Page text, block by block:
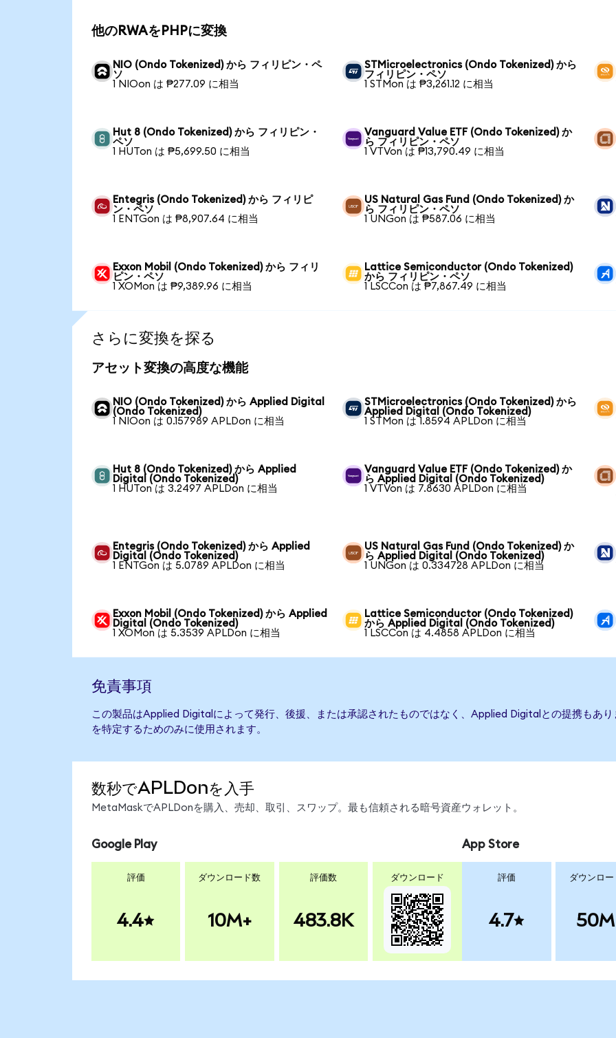
他のRWAをPHPに変換
NIO (Ondo Tokenized) から フィリピン・ペ
ソ
1 NIOon は ₱277.09 に相当
STMicroelectronics (Ondo Tokenized) から
フィリピン・ペソ
1 STMon は ₱3,261.12 に相当
Hut 8 (Ondo Tokenized) から フィリピン・
ペソ
1 HUTon は ₱5,699.50 に相当
Vanguard Value ETF (Ondo Tokenized) か
ら フィリピン・ペソ
1 VTVon は ₱13,790.49 に相当
Entegris (Ondo Tokenized) から フィリピ
ン・ペソ
1 ENTGon は ₱8,907.64 に相当
US Natural Gas Fund (Ondo Tokenized) か
ら フィリピン・ペソ
1 UNGon は ₱587.06 に相当
Exxon Mobil (Ondo Tokenized) から フィリ
ピン・ペソ
1 XOMon は ₱9,389.96 に相当
Lattice Semiconductor (Ondo Tokenized)
から フィリピン・ペソ
1 LSCCon は ₱7,867.49 に相当
さらに変換を探る
アセット変換の高度な機能
NIO (Ondo Tokenized) から Applied Digital
(Ondo Tokenized)
1 NIOon は 0.157989 APLDon に相当
STMicroelectronics (Ondo Tokenized) から
Applied Digital (Ondo Tokenized)
1 STMon は 1.8594 APLDon に相当
Hut 8 (Ondo Tokenized) から Applied
Digital (Ondo Tokenized)
1 HUTon は 3.2497 APLDon に相当
Vanguard Value ETF (Ondo Tokenized) か
ら Applied Digital (Ondo Tokenized)
1 VTVon は 7.8630 APLDon に相当
Entegris (Ondo Tokenized) から Applied
Digital (Ondo Tokenized)
1 ENTGon は 5.0789 APLDon に相当
US Natural Gas Fund (Ondo Tokenized) か
ら Applied Digital (Ondo Tokenized)
1 UNGon は 0.334728 APLDon に相当
Exxon Mobil (Ondo Tokenized) から Applied
Digital (Ondo Tokenized)
1 XOMon は 5.3539 APLDon に相当
Lattice Semiconductor (Ondo Tokenized)
から Applied Digital (Ondo Tokenized)
1 LSCCon は 4.4858 APLDon に相当
免責事項
この製品はApplied Digitalによって発行、後援、または承認されたものではなく、Applied Digitalとの提携もあ
を特定するためのみに使用されます。
数秒でAPLDonを入手
MetaMaskでAPLDonを購入、売却、取引、スワップ。最も信頼される暗号資産ウォレット。
Google Play
評価
4.4
ダウンロード数
10M+
評価数
483.8K
ダウンロード
App Store
評価
4.7
ダウンロー